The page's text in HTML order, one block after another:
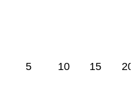
5 10 15 20